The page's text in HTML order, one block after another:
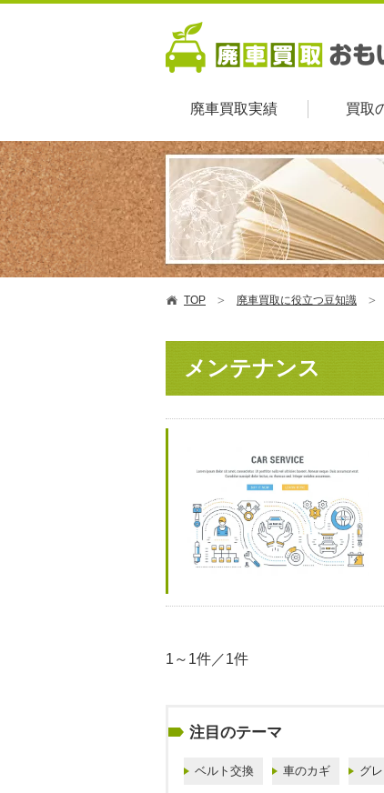
廃車買取実績 買取
TOP 廃車買取に役立つ豆知識
メンテナンス
1～1件／1件
注目のテーマ
ベルト交換 車のカギ グ